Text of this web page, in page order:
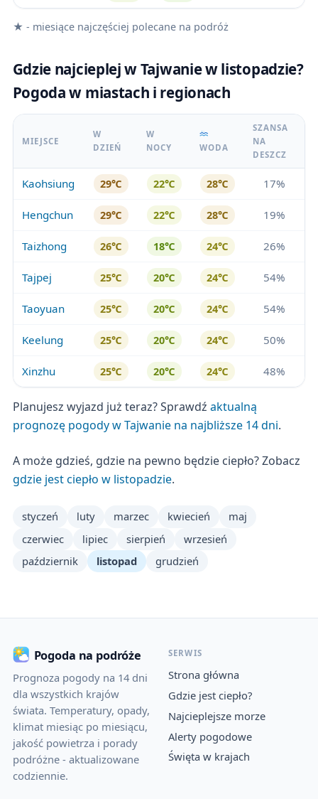
★ - miesiące najczęściej polecane na podróż
Gdzie najcieplej w Tajwanie w listopadzie?
Pogoda w miastach i regionach
MIEJSCE
W
DZIEŃ
W
NOCY
WODA
SZANSA
NA
DESZCZ
Kaohsiung 29℃ 22℃ 28℃ 17%
Hengchun 29℃ 22℃ 28℃ 19%
Taizhong 26℃ 18℃ 24℃ 26%
Tajpej 25℃ 20℃ 24℃ 54%
Taoyuan 25℃ 20℃ 24℃ 54%
Keelung 25℃ 20℃ 24℃ 50%
Xinzhu 25℃ 20℃ 24℃ 48%
Planujesz wyjazd już teraz? Sprawdź aktualną
prognozę pogody w Tajwanie na najbliższe 14 dni.
A może gdzieś, gdzie na pewno będzie ciepło? Zobacz
gdzie jest ciepło w listopadzie.
styczeń luty marzec kwiecień
maj
czerwiec
lipiec sierpień
wrzesień
październik
listopad grudzień
Pogoda na podróże
Prognoza pogody na 14 dni
dla wszystkich krajów
świata. Temperatury, opady,
klimat miesiąc po miesiącu,
jakość powietrza i porady
podróżne - aktualizowane
codziennie.
SERWIS
Strona główna
Gdzie jest ciepło?
Najcieplejsze morze
Alerty pogodowe
Święta w krajach